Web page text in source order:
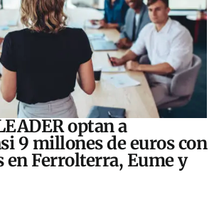
optan a
9 millones de euros con
en Ferrolterra, Eume y